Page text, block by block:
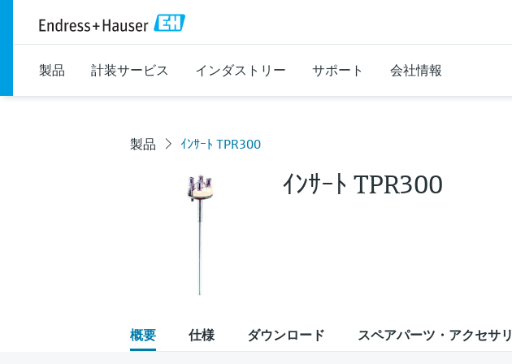
製品 計装サービス インダストリー サポート 会社情報
製品 ｲﾝｻｰﾄ TPR300
ｲﾝｻｰﾄ TPR300
概要 仕様 ダウンロード スペアパーツ・アクセサリ